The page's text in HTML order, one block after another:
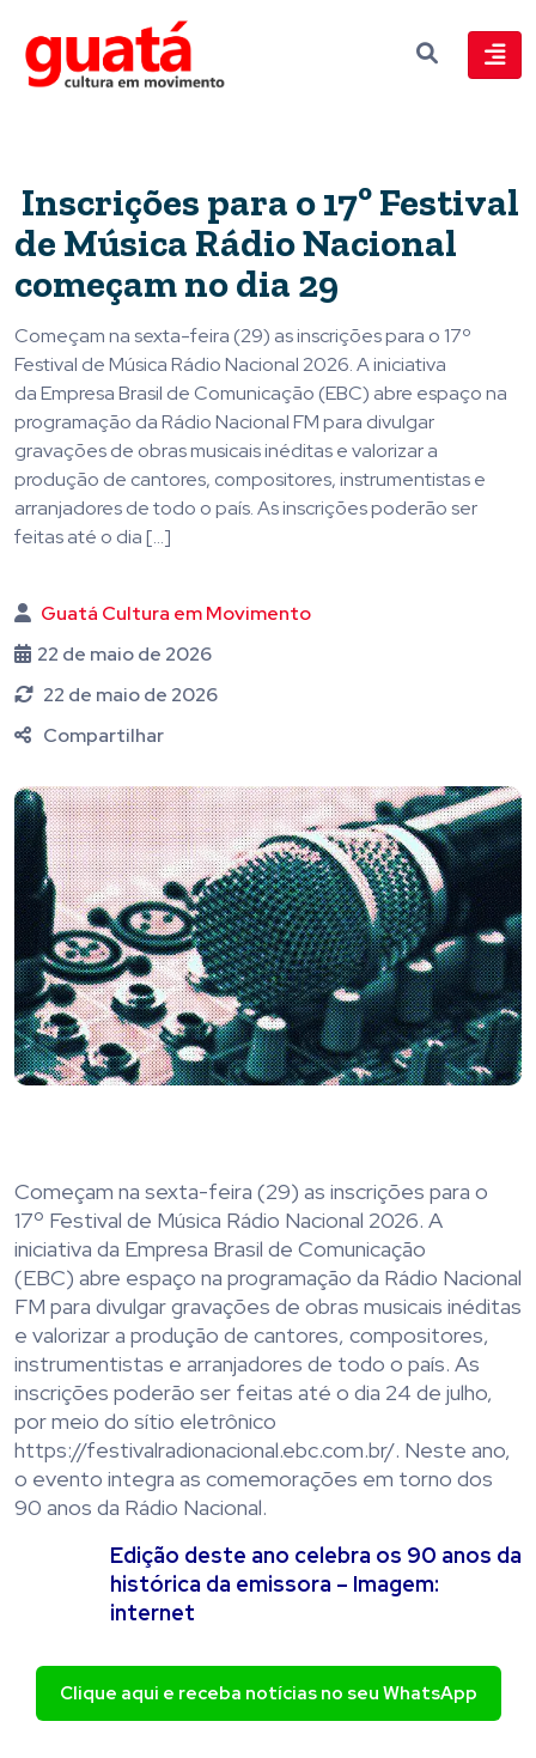
Inscrições para o 17º Festival
de Música Rádio Nacional
começam no dia 29
Começam na sexta-feira (29) as inscrições para o 17º
Festival de Música Rádio Nacional 2026. A iniciativa
da Empresa Brasil de Comunicação (EBC) abre espaço na
programação da Rádio Nacional FM para divulgar
gravações de obras musicais inéditas e valorizar a
produção de cantores, compositores, instrumentistas e
arranjadores de todo o país. As inscrições poderão ser
feitas até o dia […]
Guatá Cultura em Movimento
22 de maio de 2026
22 de maio de 2026
Compartilhar
Começam na sexta-feira (29) as inscrições para o
17º Festival de Música Rádio Nacional 2026. A
iniciativa da Empresa Brasil de Comunicação
(EBC) abre espaço na programação da Rádio Nacional
FM para divulgar gravações de obras musicais inéditas
e valorizar a produção de cantores, compositores,
instrumentistas e arranjadores de todo o país. As
inscrições poderão ser feitas até o dia 24 de julho,
por meio do sítio eletrônico
https://festivalradionacional.ebc.com.br/. Neste ano,
o evento integra as comemorações em torno dos
90 anos da Rádio Nacional.
Edição deste ano celebra os 90 anos da
histórica da emissora – Imagem:
internet
Clique aqui e receba notícias no seu WhatsApp